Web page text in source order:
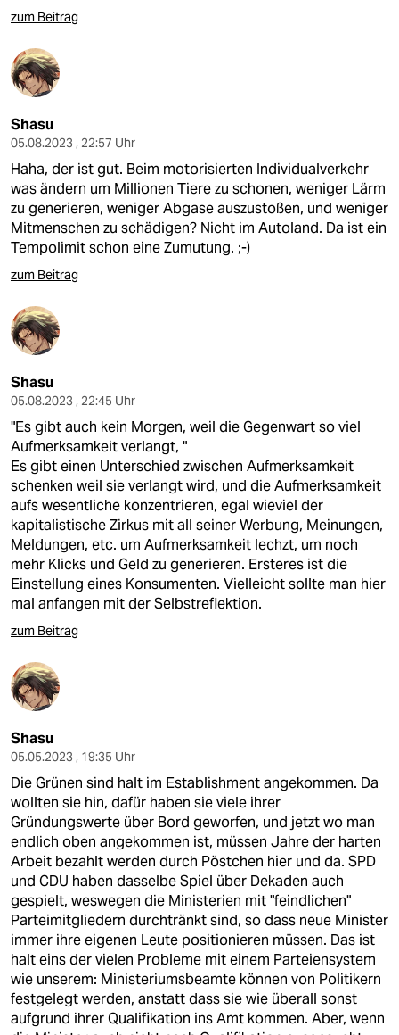
zum Beitrag
Shasu
05.08.2023 , 22:57 Uhr
Haha, der ist gut. Beim motorisierten Individualverkehr
was ändern um Millionen Tiere zu schonen, weniger Lärm
zu generieren, weniger Abgase auszustoßen, und weniger
Mitmenschen zu schädigen? Nicht im Autoland. Da ist ein
Tempolimit schon eine Zumutung. ;-)
zum Beitrag
Shasu
05.08.2023 , 22:45 Uhr
"Es gibt auch kein Morgen, weil die Gegenwart so viel
Aufmerksamkeit verlangt, "
Es gibt einen Unterschied zwischen Aufmerksamkeit
schenken weil sie verlangt wird, und die Aufmerksamkeit
aufs wesentliche konzentrieren, egal wieviel der
kapitalistische Zirkus mit all seiner Werbung, Meinungen,
Meldungen, etc. um Aufmerksamkeit lechzt, um noch
mehr Klicks und Geld zu generieren. Ersteres ist die
Einstellung eines Konsumenten. Vielleicht sollte man hier
mal anfangen mit der Selbstreflektion.
zum Beitrag
Shasu
05.05.2023 , 19:35 Uhr
Die Grünen sind halt im Establishment angekommen. Da
wollten sie hin, dafür haben sie viele ihrer
Gründungswerte über Bord geworfen, und jetzt wo man
endlich oben angekommen ist, müssen Jahre der harten
Arbeit bezahlt werden durch Pöstchen hier und da. SPD
und CDU haben dasselbe Spiel über Dekaden auch
gespielt, weswegen die Ministerien mit "feindlichen"
Parteimitgliedern durchtränkt sind, so dass neue Minister
immer ihre eigenen Leute positionieren müssen. Das ist
halt eins der vielen Probleme mit einem Parteiensystem
wie unserem: Ministeriumsbeamte können von Politikern
festgelegt werden, anstatt dass sie wie überall sonst
aufgrund ihrer Qualifikation ins Amt kommen. Aber, wenn